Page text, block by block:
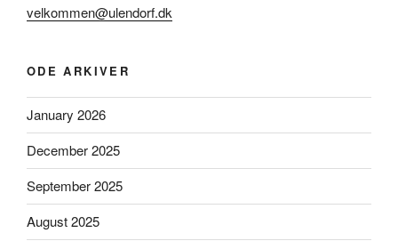
velkommen@ulendorf.dk
ODE ARKIVER
January 2026
December 2025
September 2025
August 2025